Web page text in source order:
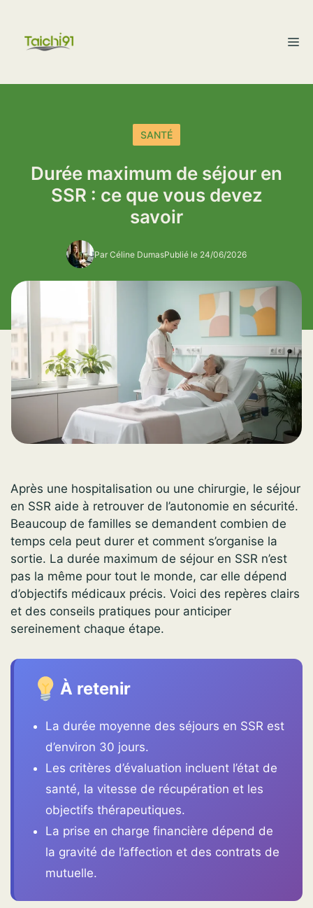
contenu
SANTÉ
Durée maximum de séjour en
SSR : ce que vous devez
savoir
Par Céline DumasPublié le 24/06/2026
Après une hospitalisation ou une chirurgie, le séjour
en SSR aide à retrouver de l’autonomie en sécurité.
Beaucoup de familles se demandent combien de
temps cela peut durer et comment s’organise la
sortie. La durée maximum de séjour en SSR n’est
pas la même pour tout le monde, car elle dépend
d’objectifs médicaux précis. Voici des repères clairs
et des conseils pratiques pour anticiper
sereinement chaque étape.
À retenir
La durée moyenne des séjours en SSR est
d’environ 30 jours.
Les critères d’évaluation incluent l’état de
santé, la vitesse de récupération et les
objectifs thérapeutiques.
La prise en charge financière dépend de
la gravité de l’affection et des contrats de
mutuelle.